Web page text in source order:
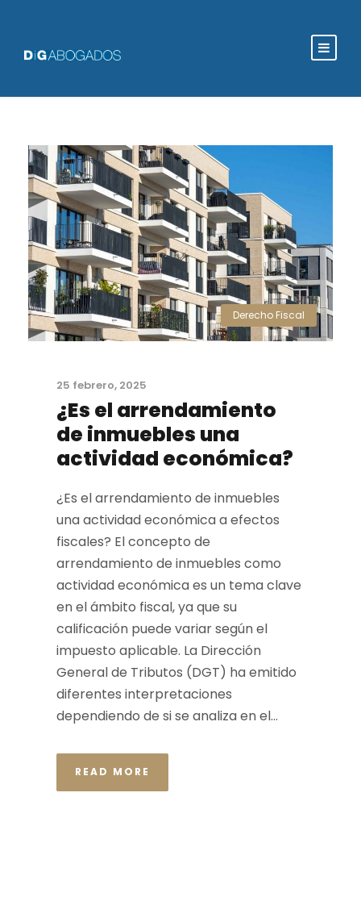
Derecho Fiscal
25 febrero, 2025
¿Es el arrendamiento
de inmuebles una
actividad económica?
¿Es el arrendamiento de inmuebles
una actividad económica a efectos
fiscales? El concepto de
arrendamiento de inmuebles como
actividad económica es un tema clave
en el ámbito fiscal, ya que su
calificación puede variar según el
impuesto aplicable. La Dirección
General de Tributos (DGT) ha emitido
diferentes interpretaciones
dependiendo de si se analiza en el...
READ MORE